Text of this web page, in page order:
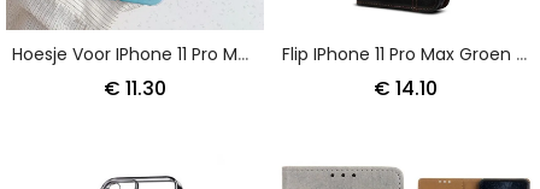
Hoesje Voor IPhone 11 Pro Max Roze Wit Ringstandaard Marmeren Stijl
€ 11.30
Flip IPhone 11 Pro Max Groen Zwart Gewaxt Kunstleer
€ 14.10